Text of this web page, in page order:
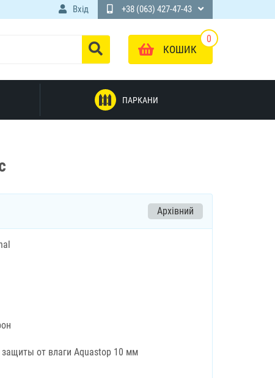
Вхід +38 (063) 427-47-43
0
КОШИК
ПАРКАНИ
Архівний
защиты от влаги Aquastop 10 мм